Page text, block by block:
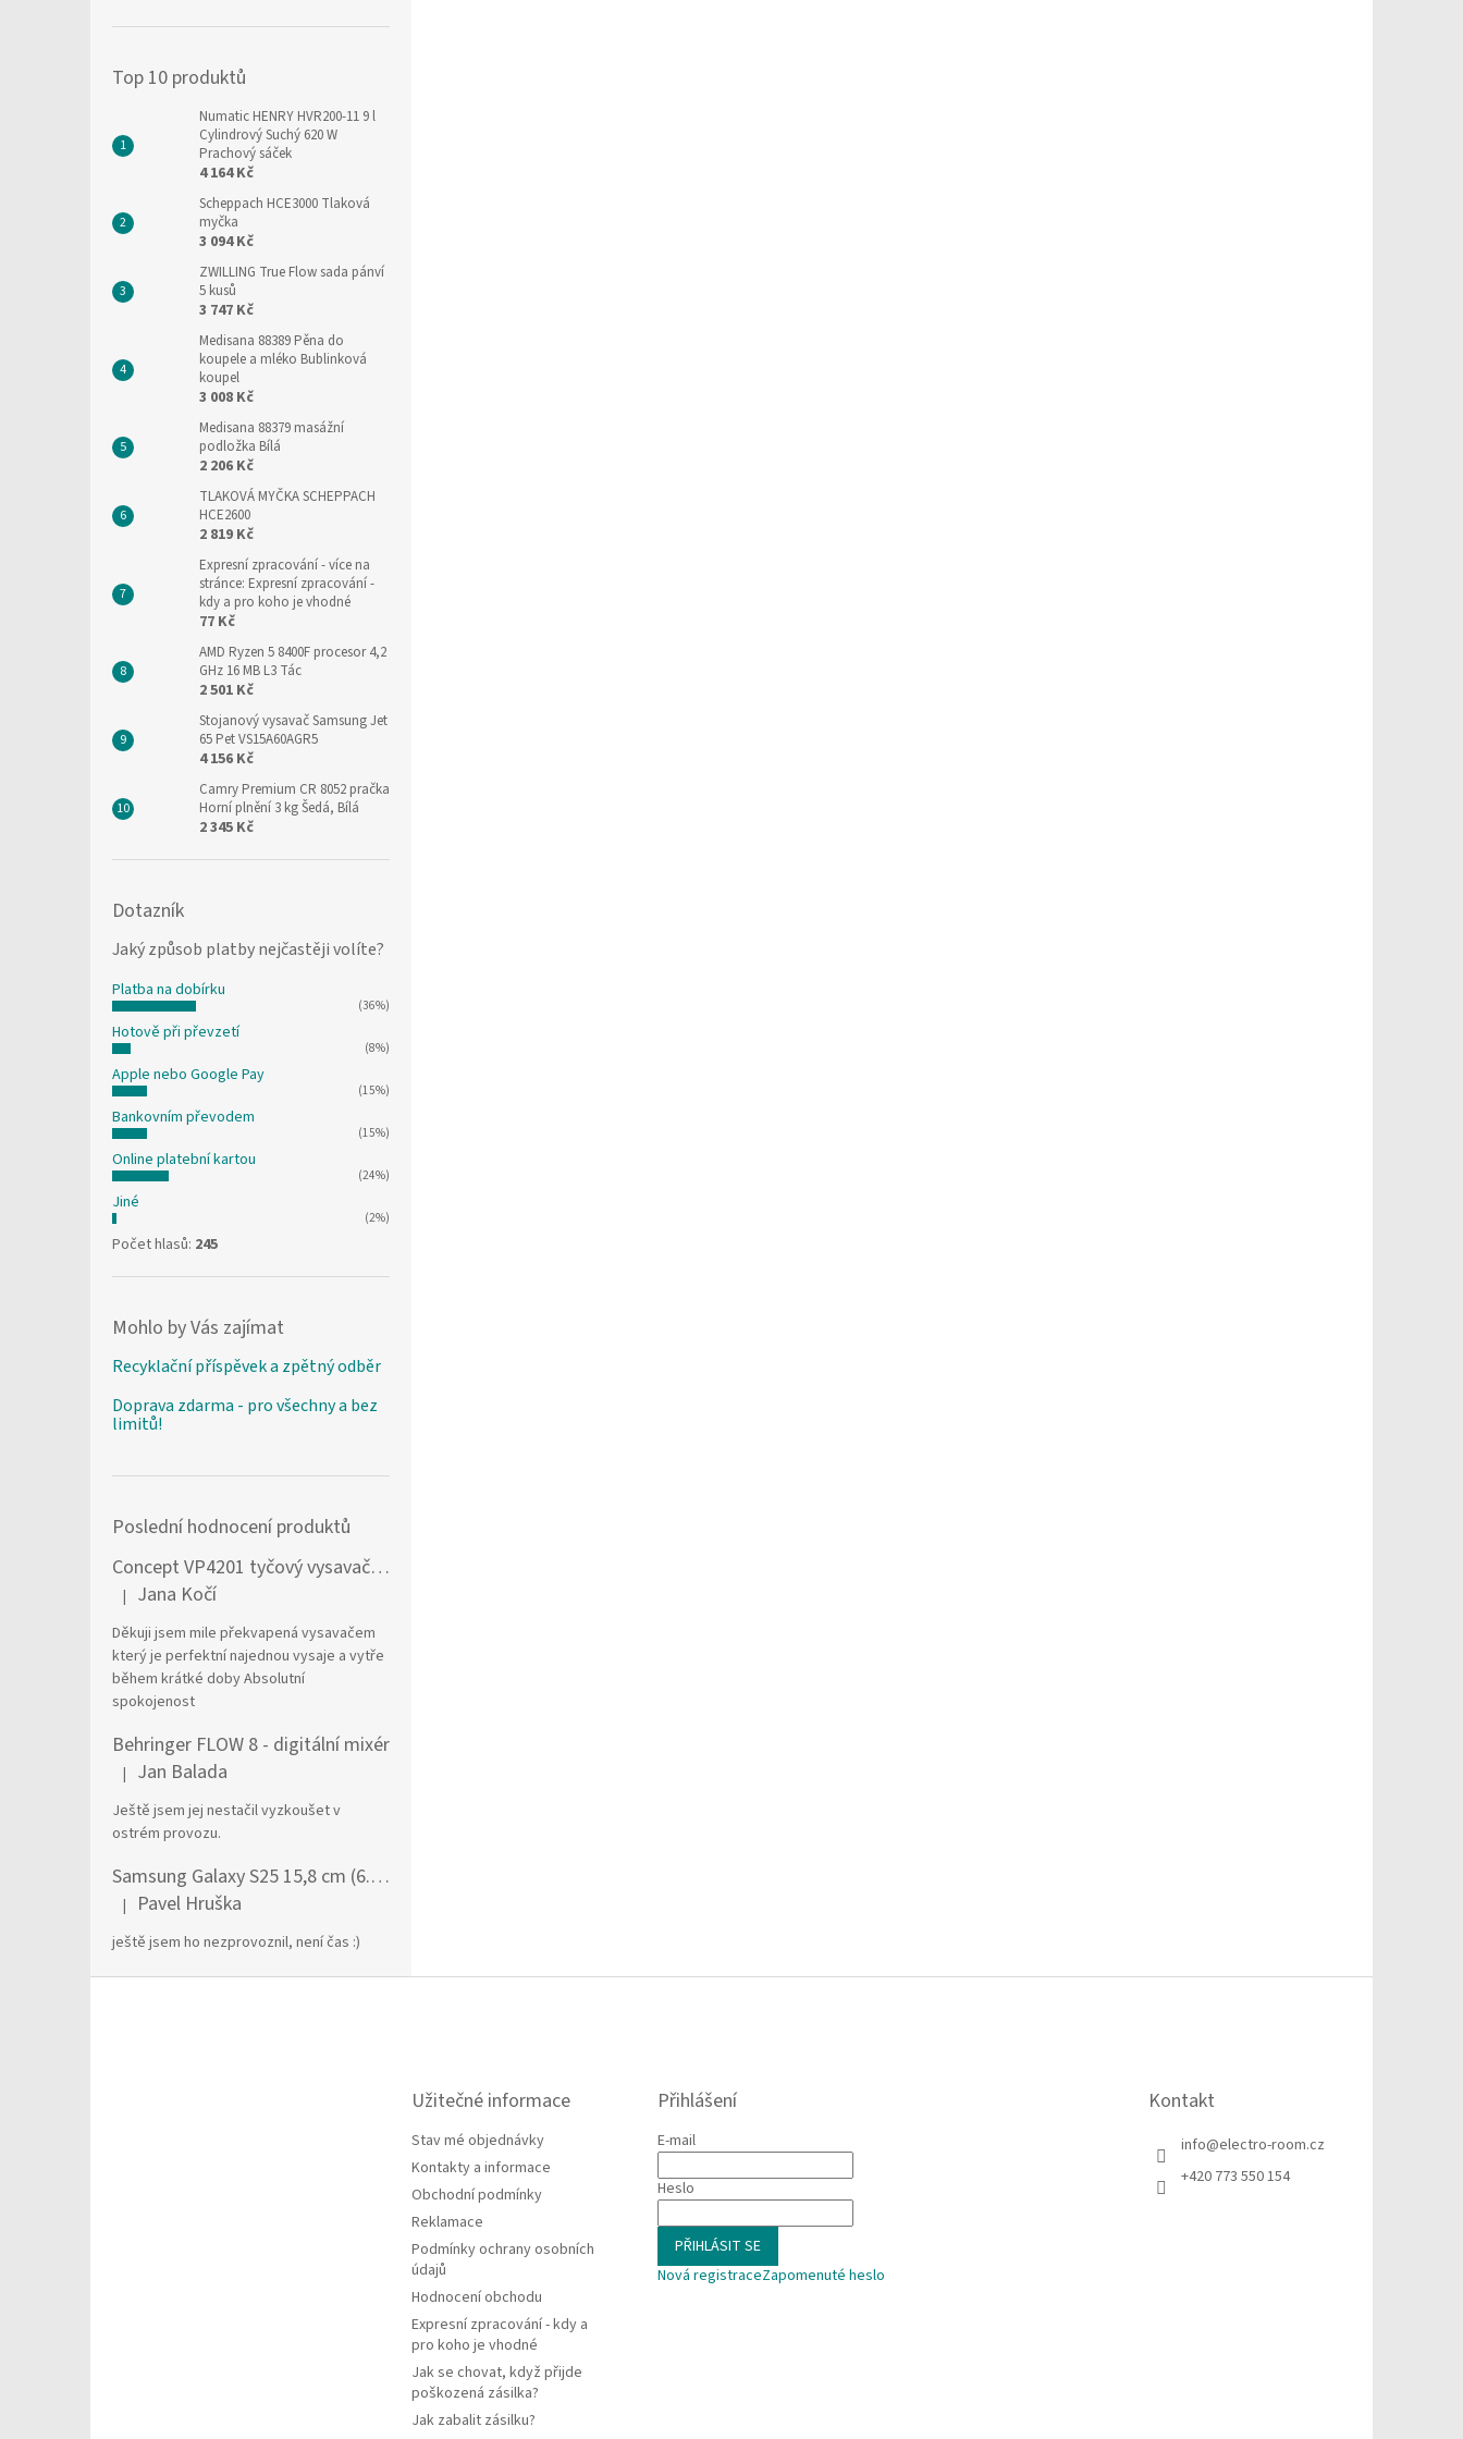
Top 10 produktů
Numatic HENRY HVR200-11 9 l
Cylindrový Suchý 620 W
Prachový sáček
4 164 Kč
Scheppach HCE3000 Tlaková
myčka
3 094 Kč
ZWILLING True Flow sada pánví
5 kusů
3 747 Kč
Medisana 88389 Pěna do
koupele a mléko Bublinková
koupel
3 008 Kč
Medisana 88379 masážní
podložka Bílá
2 206 Kč
TLAKOVÁ MYČKA SCHEPPACH
HCE2600
2 819 Kč
Expresní zpracování- více na
stránce: Expresní zpracování -
kdy a pro koho je vhodné
77 Kč
AMD Ryzen 5 8400F procesor 4,2
GHz 16 MB L3 Tác
2 501 Kč
Stojanový vysavač Samsung Jet
65 Pet VS15A60AGR5
4 156 Kč
Camry Premium CR 8052 pračka
Horní plnění 3 kg Šedá, Bílá
2 345 Kč
Dotazník
Jaký způsob platby nejčastěji volíte?
Platba na dobírku
(36%)
Hotově při převzetí
(8%)
Apple nebo Google Pay
(15%)
Bankovním převodem
(15%)
Online platební kartou
(24%)
Jiné
(2%)
Počet hlasů: 245
Mohlo by Vás zajímat
Recyklační příspěvek a zpětný odběr
Doprava zdarma - pro všechny a bez
limitů!
Poslední hodnocení produktů
Concept VP4201 tyčový vysavač / elektrický smeták Tyčový vysavač 2 v 1 AC Suché a mokré Bezsáčkové 0,6 l 90 W Černá, Stříbrná
Hodnocení produktu je 5 z 5 hvězdiček.
| Jana Kočí
Děkuji jsem mile překvapená vysavačem
který je perfektní najednou vysaje a vytře
během krátké doby Absolutní
spokojenost
Behringer FLOW 8 - digitální mixér
Hodnocení produktu je 5 z 5 hvězdiček.
| Jan Balada
Ještě jsem jej nestačil vyzkoušet v
ostrém provozu.
Samsung Galaxy S25 15,8 cm (6.2") Dual SIM Android 15 5G USB typu C 12 GB 256 GB 4000 mAh Námořnická modrá
Hodnocení produktu je 1 z 5 hvězdiček.
| Pavel Hruška
ještě jsem ho nezprovoznil, není čas :)
Užitečné informace
Stav mé objednávky
Kontakty a informace
Obchodní podmínky
Reklamace
Podmínky ochrany osobních
údajů
Hodnocení obchodu
Expresní zpracování - kdy a
pro koho je vhodné
Jak se chovat, když přijde
poškozená zásilka?
Jak zabalit zásilku?
Přihlášení
E-mail
Heslo
PŘIHLÁSIT SE
Nová registraceZapomenuté heslo
Kontakt
info@electro-room.cz
+420 773 550 154